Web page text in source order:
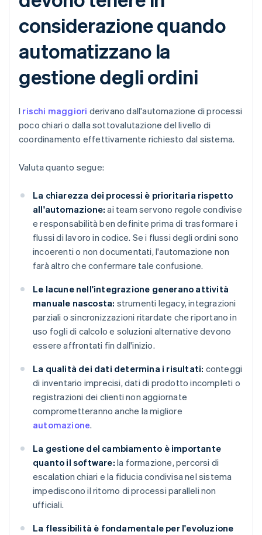
considerazione quando
automatizzano la
gestione degli ordini
I rischi maggiori derivano dall'automazione di processi
poco chiari o dalla sottovalutazione del livello di
coordinamento effettivamente richiesto dal sistema.
Valuta quanto segue:
La chiarezza dei processi è prioritaria rispetto
all'automazione: ai team servono regole condivise
e responsabilità ben definite prima di trasformare i
flussi di lavoro in codice. Se i flussi degli ordini sono
incoerenti o non documentati, l'automazione non
farà altro che confermare tale confusione.
Le lacune nell'integrazione generano attività
manuale nascosta: strumenti legacy, integrazioni
parziali o sincronizzazioni ritardate che riportano in
uso fogli di calcolo e soluzioni alternative devono
essere affrontati fin dall'inizio.
La qualità dei dati determina i risultati: conteggi
di inventario imprecisi, dati di prodotto incompleti o
registrazioni dei clienti non aggiornate
comprometteranno anche la migliore
automazione.
La gestione del cambiamento è importante
quanto il software: la formazione, percorsi di
escalation chiari e la fiducia condivisa nel sistema
impediscono il ritorno di processi paralleli non
ufficiali.
La flessibilità è fondamentale per l'evoluzione